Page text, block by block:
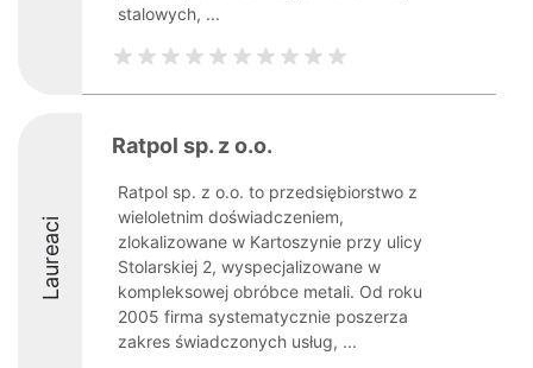
stalowych, ...
Laureaci
Ratpol sp. z o.o.
Ratpol sp. z o.o. to przedsiębiorstwo z
wieloletnim doświadczeniem,
zlokalizowane w Kartoszynie przy ulicy
Stolarskiej 2, wyspecjalizowane w
kompleksowej obróbce metali. Od roku
2005 firma systematycznie poszerza
zakres świadczonych usług, ...